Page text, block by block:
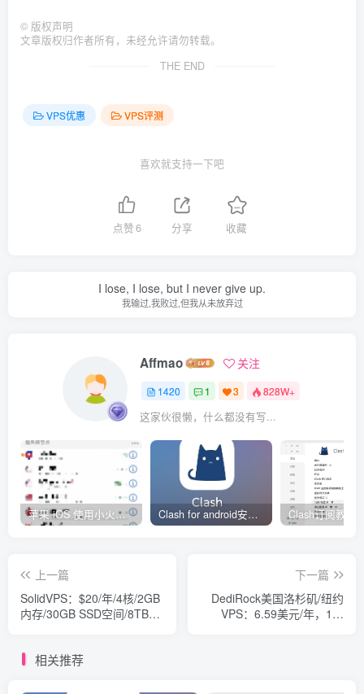
© 版权声明
文章版权归作者所有，未经允许请勿转载。
THE END
VPS优惠 VPS评测
喜欢就支持一下吧
点赞6 分享 收藏
I lose, I lose, but I never give up.
我输过,我败过,但我从未放弃过
Affmao 关注
1420 1 3 828W+
这家伙很懒，什么都没有写...
苹果 iOS 使用小火箭(shadowrocket)新手教程 Clash for android安卓客户端保姆级新手使用教程
上一篇
SolidVPS：$20/年/4核/2GB
内存/30GB SSD空间/8TB流
下一篇
DediRock美国洛杉矶/纽约
VPS：6.59美元/年，1核
相关推荐